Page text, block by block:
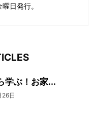
日発行。
学ぶ！お家...
26日